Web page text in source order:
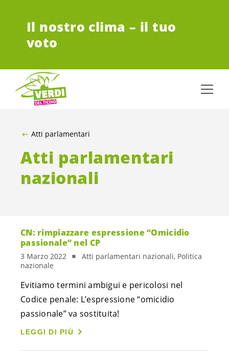
Il nostro clima – il tuo
voto
Atti parlamentari
Atti parlamentari
nazionali
CN: rimpiazzare espressione “Omicidio
passionale” nel CP
3 Marzo 2022
Atti parlamentari nazionali, Politica
nazionale
Evitiamo termini ambigui e pericolosi nel
Codice penale: L’espressione “omicidio
passionale” va sostituita!
LEGGI DI PIÙ